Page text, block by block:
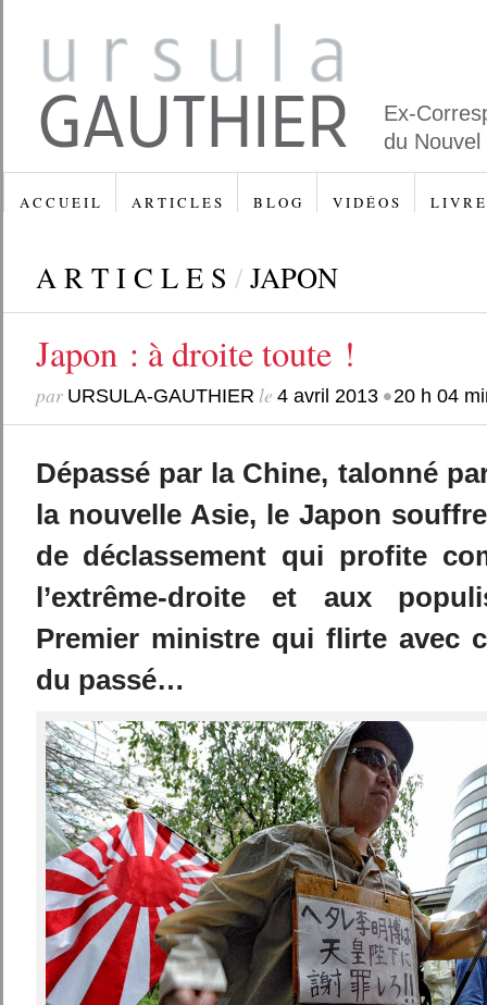
Ex-
du
A C C U E I L A R T I C L E S B L O G V I D É O S L I V R E
A R T I C L E S / JAPON
Japon : à droite toute !
par URSULA-GAUTHIER le 4 avril 2013•20 h 04
Dépassé par la Chine, talonné
la nouvelle Asie, le Japon
de déclassement qui profite
l’extrême-droite et aux
Premier ministre qui flirte avec
du passé…